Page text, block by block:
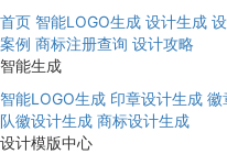
首页 智能LOGO生成 设计生成
案例 商标注册查询 设计攻略
智能生成
智能LOGO生成 印章设计生成 徽
队徽设计生成 商标设计生成
设计模版中心